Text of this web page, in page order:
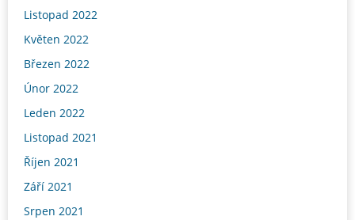
Listopad 2022
Květen 2022
Březen 2022
Únor 2022
Leden 2022
Listopad 2021
Říjen 2021
Září 2021
Srpen 2021